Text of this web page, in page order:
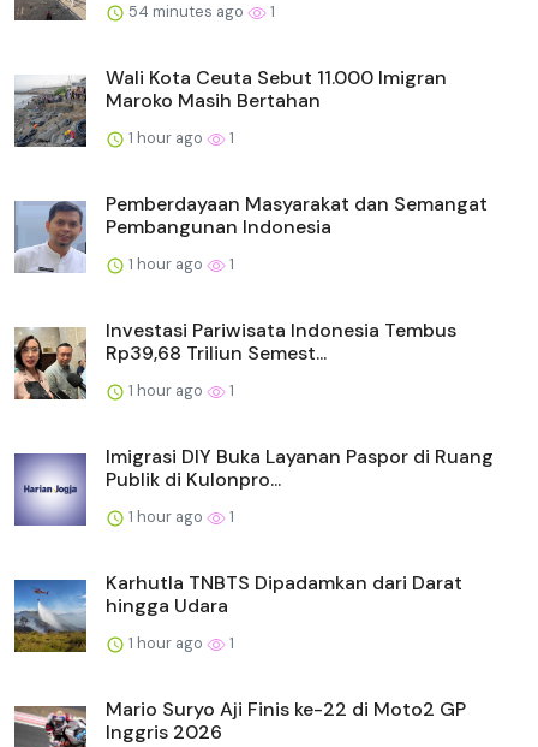
54 minutes ago 1
Wali Kota Ceuta Sebut 11.000 Imigran
Maroko Masih Bertahan
1 hour ago 1
Pemberdayaan Masyarakat dan Semangat
Pembangunan Indonesia
1 hour ago 1
Investasi Pariwisata Indonesia Tembus
Rp39,68 Triliun Semest...
1 hour ago 1
Imigrasi DIY Buka Layanan Paspor di Ruang
Publik di Kulonpro...
1 hour ago 1
Karhutla TNBTS Dipadamkan dari Darat
hingga Udara
1 hour ago 1
Mario Suryo Aji Finis ke-22 di Moto2 GP
Inggris 2026